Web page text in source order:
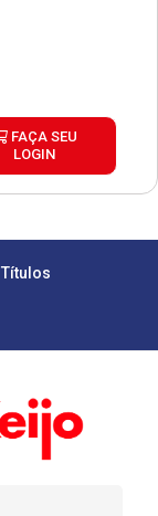
FAÇA SEU
LOGIN
Títulos